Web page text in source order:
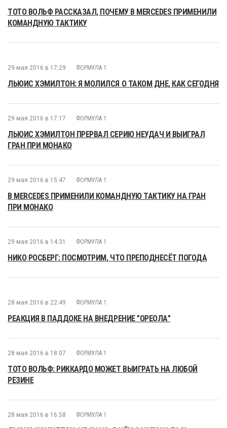
ТОТО ВОЛЬФ РАССКАЗАЛ, ПОЧЕМУ В MERCEDES ПРИМЕНИЛИ
КОМАНДНУЮ ТАКТИКУ
29 мая 2016 в 17:29 ФОРМУЛА 1
ЛЬЮИС ХЭМИЛТОН: Я МОЛИЛСЯ О ТАКОМ ДНЕ, КАК СЕГОДНЯ
29 мая 2016 в 17:17 ФОРМУЛА 1
ЛЬЮИС ХЭМИЛТОН ПРЕРВАЛ СЕРИЮ НЕУДАЧ И ВЫИГРАЛ
ГРАН ПРИ МОНАКО
29 мая 2016 в 15:47 ФОРМУЛА 1
В MERCEDES ПРИМЕНИЛИ КОМАНДНУЮ ТАКТИКУ НА ГРАН
ПРИ МОНАКО
29 мая 2016 в 14:31 ФОРМУЛА 1
НИКО РОСБЕРГ: ПОСМОТРИМ, ЧТО ПРЕПОДНЕСЁТ ПОГОДА
28 мая 2016 в 22:49 ФОРМУЛА 1
РЕАКЦИЯ В ПАДДОКЕ НА ВНЕДРЕНИЕ "ОРЕОЛА"
28 мая 2016 в 18:07 ФОРМУЛА 1
ТОТО ВОЛЬФ: РИККАРДО МОЖЕТ ВЫИГРАТЬ НА ЛЮБОЙ
РЕЗИНЕ
28 мая 2016 в 16:58 ФОРМУЛА 1